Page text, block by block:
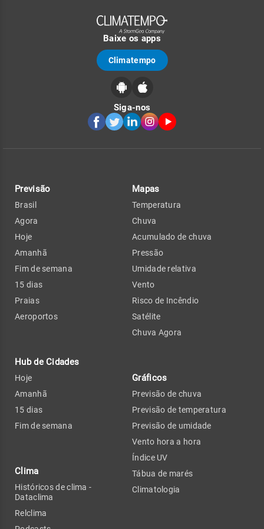
Baixe os apps
Climatempo
Siga-nos
Previsão
Brasil
Agora
Hoje
Amanhã
Fim de semana
15 dias
Praias
Aeroportos
Hub de Cidades
Hoje
Amanhã
15 dias
Fim de semana
Clima
Históricos de clima -
Dataclima
Relclima
Mapas
Temperatura
Chuva
Acumulado de chuva
Pressão
Umidade relativa
Vento
Risco de Incêndio
Satélite
Chuva Agora
Gráficos
Previsão de chuva
Previsão de temperatura
Previsão de umidade
Vento hora a hora
Índice UV
Tábua de marés
Climatologia